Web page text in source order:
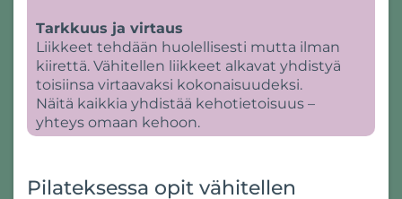
Tarkkuus ja virtaus
Liikkeet tehdään huolellisesti mutta ilman
kiirettä. Vähitellen liikkeet alkavat yhdistyä
toisiinsa virtaavaksi kokonaisuudeksi.
Näitä kaikkia yhdistää kehotietoisuus –
yhteys omaan kehoon.
Pilateksessa opit vähitellen